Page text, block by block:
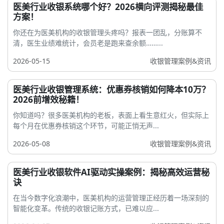
医美行业收银系统哪个好？2026横向评测揭秘最佳
方案！
你还在为医美机构的收银管理头疼吗？报表一团乱，分账算不
清，医生业绩难统计，会员老是跑来查余额……...
2026-05-15
收银管理案例&资讯
医美行业收银管理系统：优惠券核销如何降本10万？
2026前增效秘籍！
你知道吗？很多医美机构的老板，表面上看生意红火，但实际上
每个月在优惠券核销这个环节，可能正悄无声...
2026-05-08
收银管理案例&资讯
医美行业收银软件AI驱动实操案例：揭秘高效运营秘
诀
在当今数字化浪潮中，医美机构的运营管理正经历着一场深刻的
智能化变革。传统的收银记账方式，已难以应...